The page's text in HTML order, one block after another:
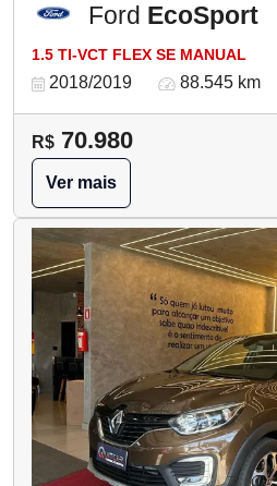
Ford EcoSport
1.5 TI-VCT FLEX SE MANUAL
2018/2019 88.545 km
R$ 70.980
Ver mais